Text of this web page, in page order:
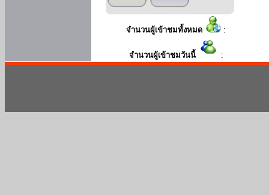
จำนวนผู้เข้าชมทั้งหมด :
จำนวนผู้เข้าชมวันนี้ :